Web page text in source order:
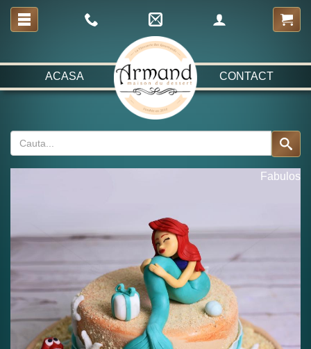
ACASA CONTACT
Fabulos